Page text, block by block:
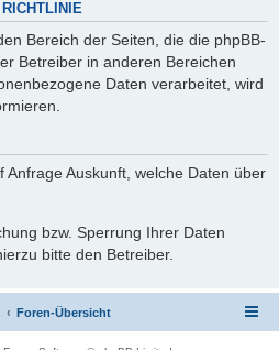
Bereich der Seiten, die die phpBB-
Betreiber in anderen Bereichen
Daten verarbeitet, wird
Anfrage Auskunft, welche Daten über
bzw. Sperrung Ihrer Daten
bitte den Betreiber.
Foren-Übersicht